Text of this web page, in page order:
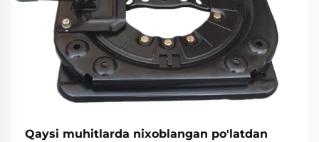
Qaysi muhitlarda nixoblangan po'latdan